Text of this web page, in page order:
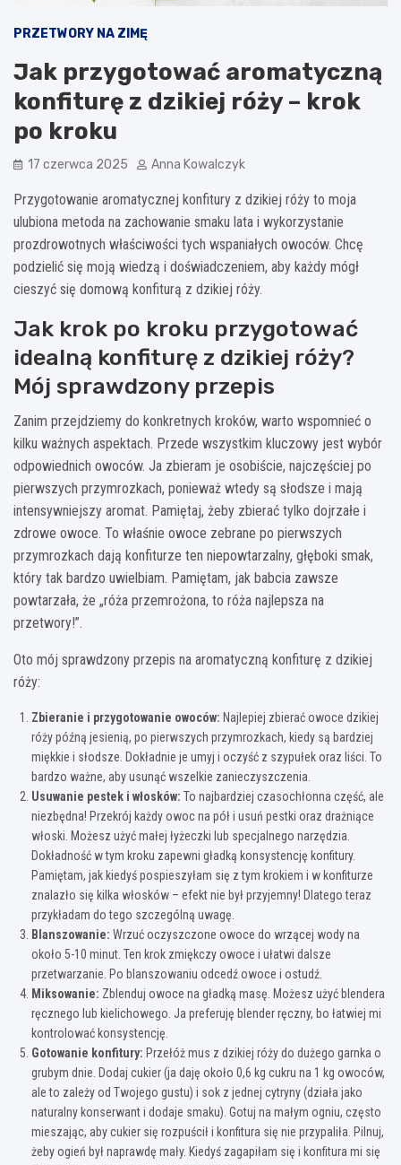
PRZETWORY NA ZIMĘ
Jak przygotować aromatyczną
konfiturę z dzikiej róży – krok
po kroku
17 czerwca 2025 Anna Kowalczyk
Przygotowanie aromatycznej konfitury z dzikiej róży to moja
ulubiona metoda na zachowanie smaku lata i wykorzystanie
prozdrowotnych właściwości tych wspaniałych owoców. Chcę
podzielić się moją wiedzą i doświadczeniem, aby każdy mógł
cieszyć się domową konfiturą z dzikiej róży.
Jak krok po kroku przygotować
idealną konfiturę z dzikiej róży?
Mój sprawdzony przepis
Zanim przejdziemy do konkretnych kroków, warto wspomnieć o
kilku ważnych aspektach. Przede wszystkim kluczowy jest wybór
odpowiednich owoców. Ja zbieram je osobiście, najczęściej po
pierwszych przymrozkach, ponieważ wtedy są słodsze i mają
intensywniejszy aromat. Pamiętaj, żeby zbierać tylko dojrzałe i
zdrowe owoce. To właśnie owoce zebrane po pierwszych
przymrozkach dają konfiturze ten niepowtarzalny, głęboki smak,
który tak bardzo uwielbiam. Pamiętam, jak babcia zawsze
powtarzała, że „róża przemrożona, to róża najlepsza na
przetwory!”.
Oto mój sprawdzony przepis na aromatyczną konfiturę z dzikiej
róży:
Zbieranie i przygotowanie owoców: Najlepiej zbierać owoce dzikiej
róży późną jesienią, po pierwszych przymrozkach, kiedy są bardziej
miękkie i słodsze. Dokładnie je umyj i oczyść z szypułek oraz liści. To
bardzo ważne, aby usunąć wszelkie zanieczyszczenia.
Usuwanie pestek i włosków: To najbardziej czasochłonna część, ale
niezbędna! Przekrój każdy owoc na pół i usuń pestki oraz drażniące
włoski. Możesz użyć małej łyżeczki lub specjalnego narzędzia.
Dokładność w tym kroku zapewni gładką konsystencję konfitury.
Pamiętam, jak kiedyś pospieszyłam się z tym krokiem i w konfiturze
znalazło się kilka włosków – efekt nie był przyjemny! Dlatego teraz
przykładam do tego szczególną uwagę.
Blanszowanie: Wrzuć oczyszczone owoce do wrzącej wody na
około 5-10 minut. Ten krok zmiękczy owoce i ułatwi dalsze
przetwarzanie. Po blanszowaniu odcedź owoce i ostudź.
Miksowanie: Zblenduj owoce na gładką masę. Możesz użyć blendera
ręcznego lub kielichowego. Ja preferuję blender ręczny, bo łatwiej mi
kontrolować konsystencję.
Gotowanie konfitury: Przełóż mus z dzikiej róży do dużego garnka o
grubym dnie. Dodaj cukier (ja daję około 0,6 kg cukru na 1 kg owoców,
ale to zależy od Twojego gustu) i sok z jednej cytryny (działa jako
naturalny konserwant i dodaje smaku). Gotuj na małym ogniu, często
mieszając, aby cukier się rozpuścił i konfitura się nie przypaliła. Pilnuj,
żeby ogień był naprawdę mały. Kiedyś zagapiłam się i konfitura mi się